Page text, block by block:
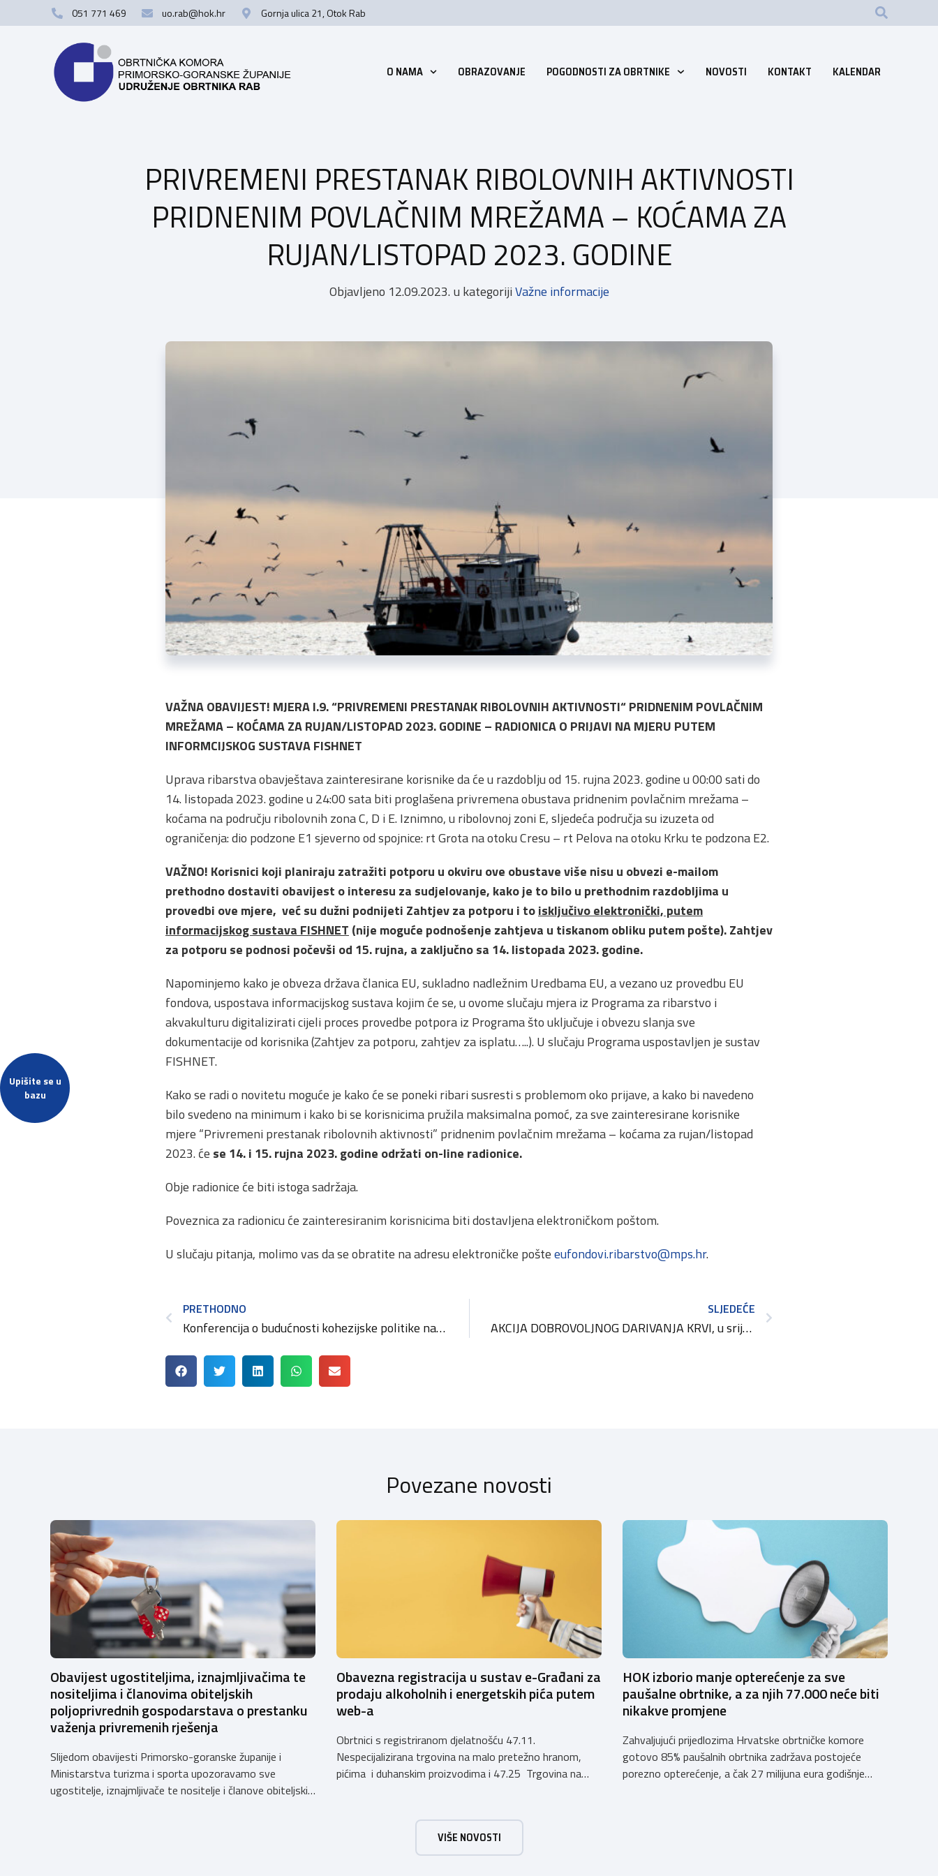
Upišite se u
bazu
051 771 469 uo.rab@hok.hr Gornja ulica 21, Otok Rab
O NAMA OBRAZOVANJE POGODNOSTI ZA OBRTNIKE NOVOSTI KONTAKT KALENDAR
PRIVREMENI PRESTANAK RIBOLOVNIH AKTIVNOSTI
PRIDNENIM POVLAČNIM MREŽAMA – KOĆAMA ZA
RUJAN/LISTOPAD 2023. GODINE
Objavljeno 12.09.2023. u kategorijiVažne informacije
VAŽNA OBAVIJEST! MJERA I.9. “PRIVREMENI PRESTANAK RIBOLOVNIH AKTIVNOSTI“ PRIDNENIM POVLAČNIM
MREŽAMA – KOĆAMA ZA RUJAN/LISTOPAD 2023. GODINE – RADIONICA O PRIJAVI NA MJERU PUTEM
INFORMCIJSKOG SUSTAVA FISHNET
Uprava ribarstva obavještava zainteresirane korisnike da će u razdoblju od 15. rujna 2023. godine u 00:00 sati do
14. listopada 2023. godine u 24:00 sata biti proglašena privremena obustava pridnenim povlačnim mrežama –
koćama na području ribolovnih zona C, D i E. Iznimno, u ribolovnoj zoni E, sljedeća područja su izuzeta od
ograničenja: dio podzone E1 sjeverno od spojnice: rt Grota na otoku Cresu – rt Pelova na otoku Krku te podzona E2.
VAŽNO! Korisnici koji planiraju zatražiti potporu u okviru ove obustave više nisu u obvezi e-mailom
prethodno dostaviti obavijest o interesu za sudjelovanje, kako je to bilo u prethodnim razdobljima u
provedbi ove mjere, već su dužni podnijeti Zahtjev za potporu i toisključivo elektronički, putem
informacijskog sustava FISHNET(nije moguće podnošenje zahtjeva u tiskanom obliku putem pošte). Zahtjev
za potporu se podnosi počevši od 15. rujna, a zaključno sa 14. listopada 2023. godine.
Napominjemo kako je obveza država članica EU, sukladno nadležnim Uredbama EU, a vezano uz provedbu EU
fondova, uspostava informacijskog sustava kojim će se, u ovome slučaju mjera iz Programa za ribarstvo i
akvakulturu digitalizirati cijeli proces provedbe potpora iz Programa što uključuje i obvezu slanja sve
dokumentacije od korisnika (Zahtjev za potporu, zahtjev za isplatu…..). U slučaju Programa uspostavljen je sustav
FISHNET.
Kako se radi o novitetu moguće je kako će se poneki ribari susresti s problemom oko prijave, a kako bi navedeno
bilo svedeno na minimum i kako bi se korisnicima pružila maksimalna pomoć, za sve zainteresirane korisnike
mjere “Privremeni prestanak ribolovnih aktivnosti” pridnenim povlačnim mrežama – koćama za rujan/listopad
2023. će se 14. i 15. rujna 2023. godine održati on-line radionice.
Obje radionice će biti istoga sadržaja.
Poveznica za radionicu će zainteresiranim korisnicima biti dostavljena elektroničkom poštom.
U slučaju pitanja, molimo vas da se obratite na adresu elektroničke pošteeufondovi.ribarstvo@mps.hr.
PRETHODNO
Konferencija o budućnosti kohezijske politike nakon 2027. godine
SLJEDEĆE
AKCIJA DOBROVOLJNOG DARIVANJA KRVI, u srijedu, 04. listopada 2023.
Povezane novosti
Obavijest ugostiteljima, iznajmljivačima te
nositeljima i članovima obiteljskih
poljoprivrednih gospodarstava o prestanku
važenja privremenih rješenja
Slijedom obavijesti Primorsko-goranske županije i
Ministarstva turizma i sporta upozoravamo sve
ugostitelje, iznajmljivače te nositelje i članove obiteljskih
Obavezna registracija u sustav e-Građani za
prodaju alkoholnih i energetskih pića putem
web-a
Obrtnici s registriranom djelatnošću 47.11.
Nespecijalizirana trgovina na malo pretežno hranom,
pićima i duhanskim proizvodima i 47.25 Trgovina na
uskladiti svoje poslovne procese i osigurati tehničko
rješenje za vjerodostojnu provjeru punoljetnosti kupca
putem sustava e-Građani ili putem mobilne […]
HOK izborio manje opterećenje za sve
paušalne obrtnike, a za njih 77.000 neće biti
nikakve promjene
Zahvaljujući prijedlozima Hrvatske obrtničke komore
gotovo 85% paušalnih obrtnika zadržava postojeće
porezno opterećenje, a čak 27 milijuna eura godišnje
VIŠE NOVOSTI